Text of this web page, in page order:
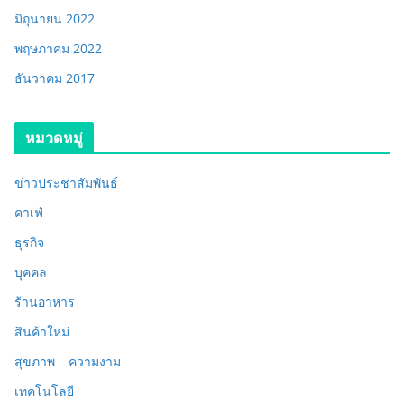
มิถุนายน 2022
พฤษภาคม 2022
ธันวาคม 2017
หมวดหมู่
ข่าวประชาสัมพันธ์
คาเฟ่
ธุรกิจ
บุคคล
ร้านอาหาร
สินค้าใหม่
สุขภาพ – ความงาม
เทคโนโลยี